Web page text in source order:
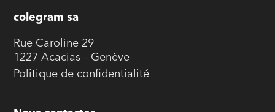
colegram sa
Rue Caroline 29
1227 Acacias – Genève
Politique de confidentialité